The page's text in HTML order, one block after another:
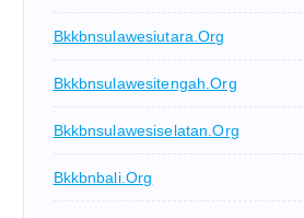
Bkkbnsulawesiutara.org
Bkkbnsulawesitengah.org
Bkkbnsulawesiselatan.org
Bkkbnbali.org